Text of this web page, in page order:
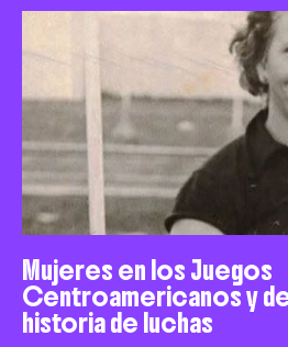
Mujeres en los Juegos
Centroamericanos y
historia de luchas